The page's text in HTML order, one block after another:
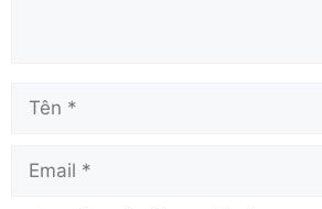
Tên
Email